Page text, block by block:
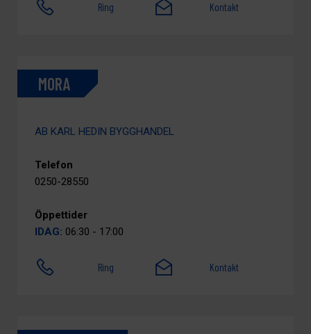
Ring Kontakt
MORA
AB KARL HEDIN BYGGHANDEL
Telefon
0250-28550
Öppettider
IDAG: 06:30 - 17:00
Ring Kontakt